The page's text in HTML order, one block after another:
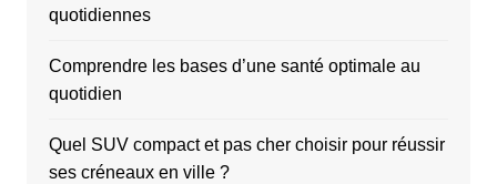
quotidiennes
Comprendre les bases d’une santé optimale au
quotidien
Quel SUV compact et pas cher choisir pour réussir
ses créneaux en ville ?